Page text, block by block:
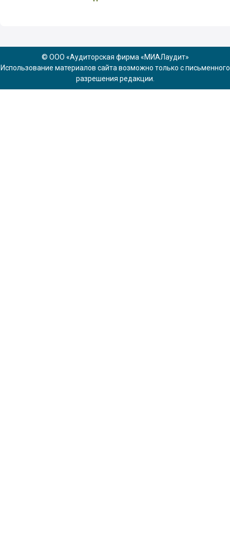
© ООО «Аудиторская фирма «МИАЛаудит»
Использование материалов сайта возможно только с письменного
разрешения редакции.